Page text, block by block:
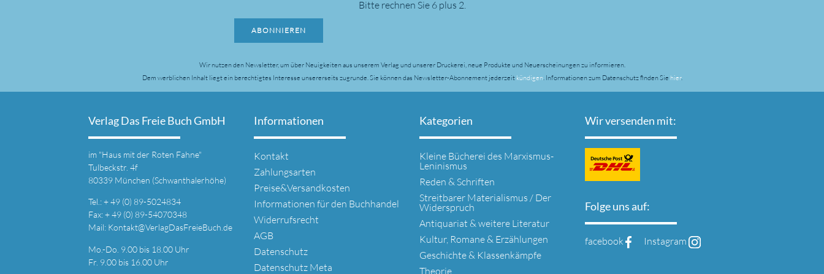
Bitte rechnen Sie 6 plus 2.
ABONNIEREN
Wir nutzen den Newsletter, um über Neuigkeiten aus unserem Verlag und unserer Druckerei, neue Produkte und Neuerscheinungen zu informieren.
Dem werblichen Inhalt liegt ein berechtigtes Interesse unsererseits zugrunde.Sie können das Newsletter-Abonnement jederzeit kündigen. Informationen zum Datenschutz finden Sie hier.
Verlag Das Freie Buch GmbH
im "Haus mit der Roten Fahne"
Tulbeckstr. 4f
80339 München (Schwanthalerhöhe)
Tel.: + 49 (0) 89-5024834
Fax: + 49 (0) 89-54070348
Mail: Kontakt@VerlagDasFreieBuch.de
Mo.-Do. 9.00 bis 18.00 Uhr
Fr. 9.00 bis 16.00 Uhr
Informationen
Navigation
überspringen
Kontakt
Zahlungsarten
Preise&Versandkosten
Informationen für den Buchhandel
Widerrufsrecht
AGB
Datenschutz
Datenschutz Meta
Kategorien
Navigation
überspringen
Kleine Bücherei des Marxismus-
Leninismus
Reden & Schriften
Streitbarer Materialismus / Der
Widerspruch
Antiquariat & weitere Literatur
Kultur, Romane & Erzählungen
Geschichte & Klassenkämpfe
Theorie
Wir versenden mit:
Folge uns auf:
facebook Instagram